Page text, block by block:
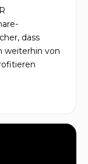
dass
weiterhin von